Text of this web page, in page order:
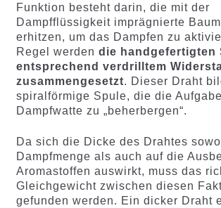
Funktion besteht darin, die mit der
Dampfflüssigkeit imprägnierte
erhitzen, um das Dampfen zu
Regel werden die handgefertigten
entsprechend verdrilltem
zusammengesetzt. Dieser Draht
spiralförmige Spule, die die
Dampfwatte zu „beherbergen“.
Da sich die Dicke des Drahtes
Dampfmenge als auch auf die
Aromastoffen auswirkt, muss das
Gleichgewicht zwischen diesen
gefunden werden. Ein dicker Draht